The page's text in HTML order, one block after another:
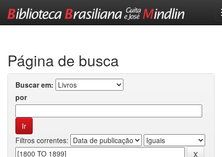
Página de busca
Buscar em:
por
Filtros correntes: